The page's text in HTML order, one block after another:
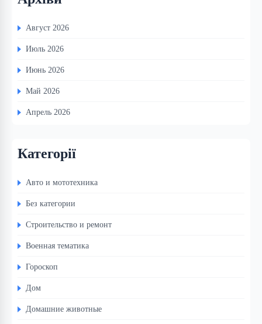
Август 2026
Июль 2026
Июнь 2026
Май 2026
Апрель 2026
Категорії
Авто и мототехника
Без категории
Строительство и ремонт
Военная тематика
Гороскоп
Дом
Домашние животные